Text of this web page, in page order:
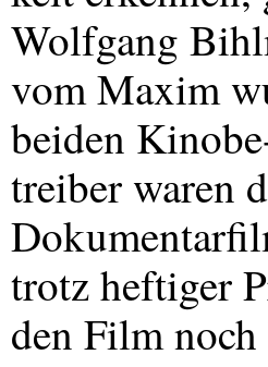
Wolfgang
vom Maxim
beiden
treiber waren
trotz heftiger
den Film